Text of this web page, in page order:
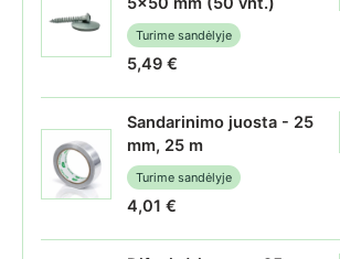
Turime sandėlyje
5,49 €
Sandarinimo juosta - 25
mm, 25 m
Turime sandėlyje
4,01 €